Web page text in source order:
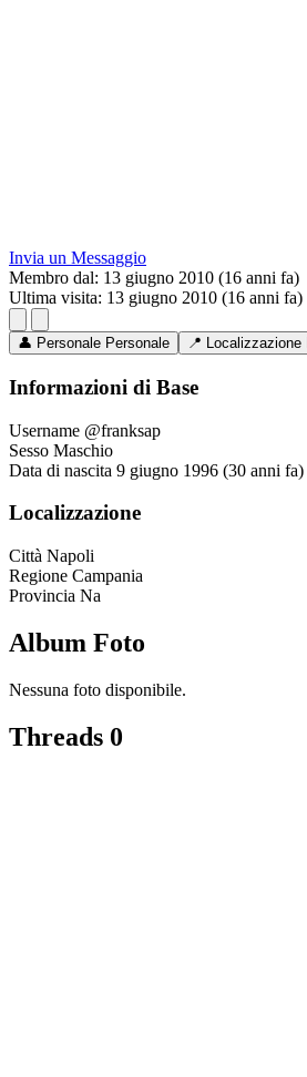
Invia un Messaggio
Membro dal: 13 giugno 2010 (16 anni fa)
Ultima visita: 13 giugno 2010 (16 anni fa)
👤 Personale Personale 📍 Localizzazione
Informazioni di Base
Username @franksap
Sesso Maschio
Data di nascita 9 giugno 1996 (30 anni fa)
Localizzazione
Città Napoli
Regione Campania
Provincia Na
Album Foto
Nessuna foto disponibile.
Threads 0